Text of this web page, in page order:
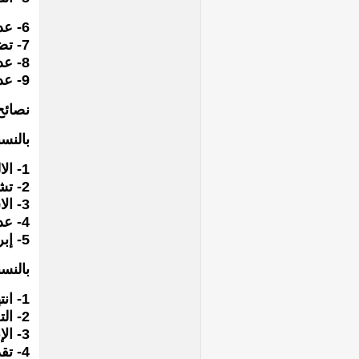
6- عدم الثقة فى الأبناء.
7- تضارب الآراء داخل الأسرة.
8- عدم التعاون بين الأسرة والمدرسة.
9- عدم وعى الآباء بمسئوليتهم تجاه الأبناء.
1- الالتزام بالانضباط الذى يستمر مع الأبناء فى جميع مراحل حياتهم ويكونانضباطاً عادلاً.
2- تشجيع الانضباط الذاتى بتكليف الإبن بواجبات منظمة وجعلهم مسئولينعن تصرفاتهم.
3- الاستماع إلى الابن دون تسرع فى الحكم وإشعاره أنه مهم.
4- عدم إحراج الابن وخاصة أمام الآخرين.
5- إبراز نواحى التقدم فى العمل والشخصية دون التركيز على جوانب الفشل.
1- انتهاز الفرصة للتعبير عن المشاعر والأفكار بأمانة.
2- التواصل بمحبة مع الأبوين والأبناء.
3- الإنصات الجيد للأبناء.
4- تقديم المحبة للأبناء غير مشروطة ويساعده هذا على حب نفسه وتقبلها.